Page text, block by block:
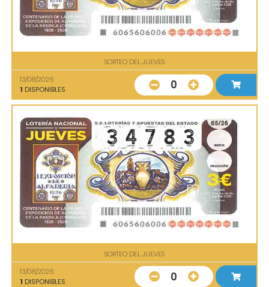
SORTEO DEL JUEVES
13/08/2026
1 DISPONIBLES 0
SORTEO DEL JUEVES
13/08/2026
1 DISPONIBLES 0